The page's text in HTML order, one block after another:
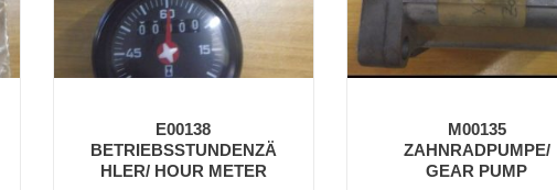
E00138
BETRIEBSSTUNDENZÄ
HLER/ HOUR METER
M00135
ZAHNRADPUMPE/
GEAR PUMP